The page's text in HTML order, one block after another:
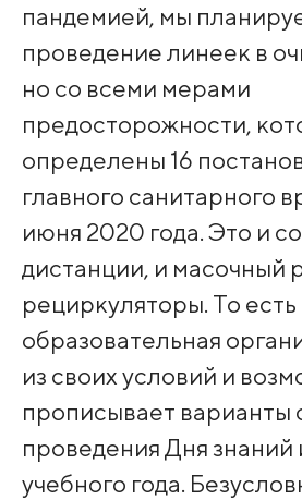
пандемией, мы
проведение линеек в
но со всеми мерами
предосторожности,
определены 16
главного санитарного
июня 2020 года. Это и
дистанции, и масочный
рециркуляторы. То
образовательная
из своих условий и
прописывает варианты
проведения Дня знаний
учебного года.